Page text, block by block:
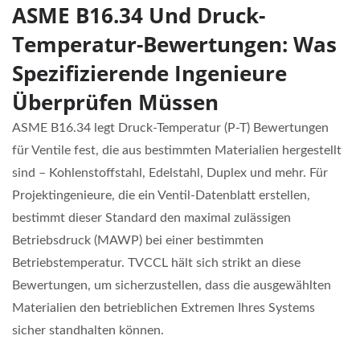
ASME B16.34 Und Druck-
Temperatur-Bewertungen: Was
Spezifizierende Ingenieure
Überprüfen Müssen
ASME B16.34 legt Druck-Temperatur (P-T) Bewertungen
für Ventile fest, die aus bestimmten Materialien hergestellt
sind – Kohlenstoffstahl, Edelstahl, Duplex und mehr. Für
Projektingenieure, die ein Ventil-Datenblatt erstellen,
bestimmt dieser Standard den maximal zulässigen
Betriebsdruck (MAWP) bei einer bestimmten
Betriebstemperatur. TVCCL hält sich strikt an diese
Bewertungen, um sicherzustellen, dass die ausgewählten
Materialien den betrieblichen Extremen Ihres Systems
sicher standhalten können.